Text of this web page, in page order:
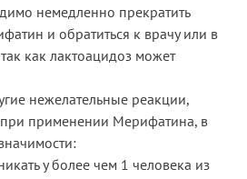
немедленно прекратить
и обратиться к врачу или в
как лактоацидоз может
нежелательные реакции,
применении Мерифатина, в
у более чем 1 человека из